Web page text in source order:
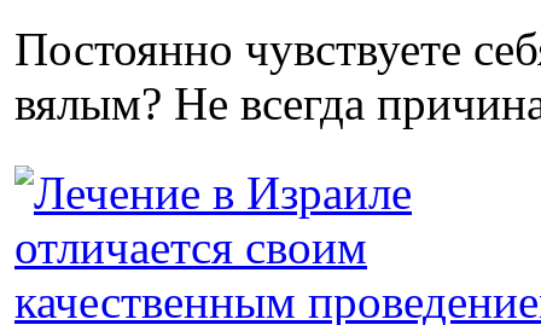
Постоянно чувствуете
вялым? Не всегда